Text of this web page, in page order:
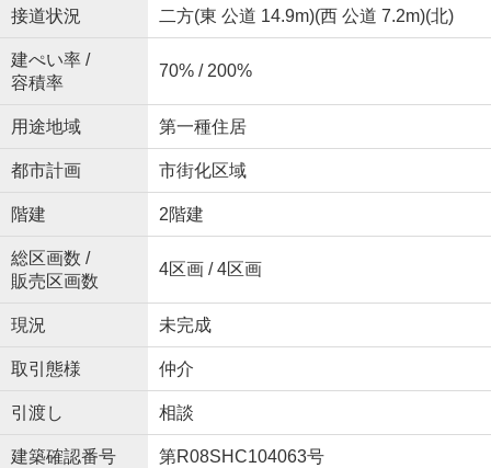
接道状況 二方(東 公道 14.9m)(西 公道 7.2m)(北)
建ぺい率 /
容積率
70% / 200%
用途地域 第一種住居
都市計画 市街化区域
階建 2階建
総区画数 /
販売区画数
4区画 / 4区画
現況 未完成
取引態様 仲介
引渡し 相談
建築確認番号 第R08SHC104063号